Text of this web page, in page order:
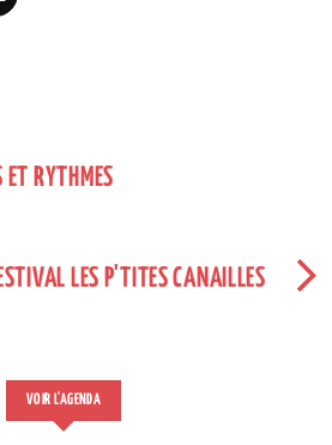
ET RYTHMES
LES P'TITES CANAILLES
VOIR L'AGENDA